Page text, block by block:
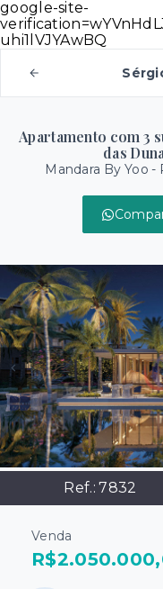
google-site-
uhi1lVJYAwBQ
Apartamento com 3
das
Mandara By Yoo -
Ref.:7832
Venda